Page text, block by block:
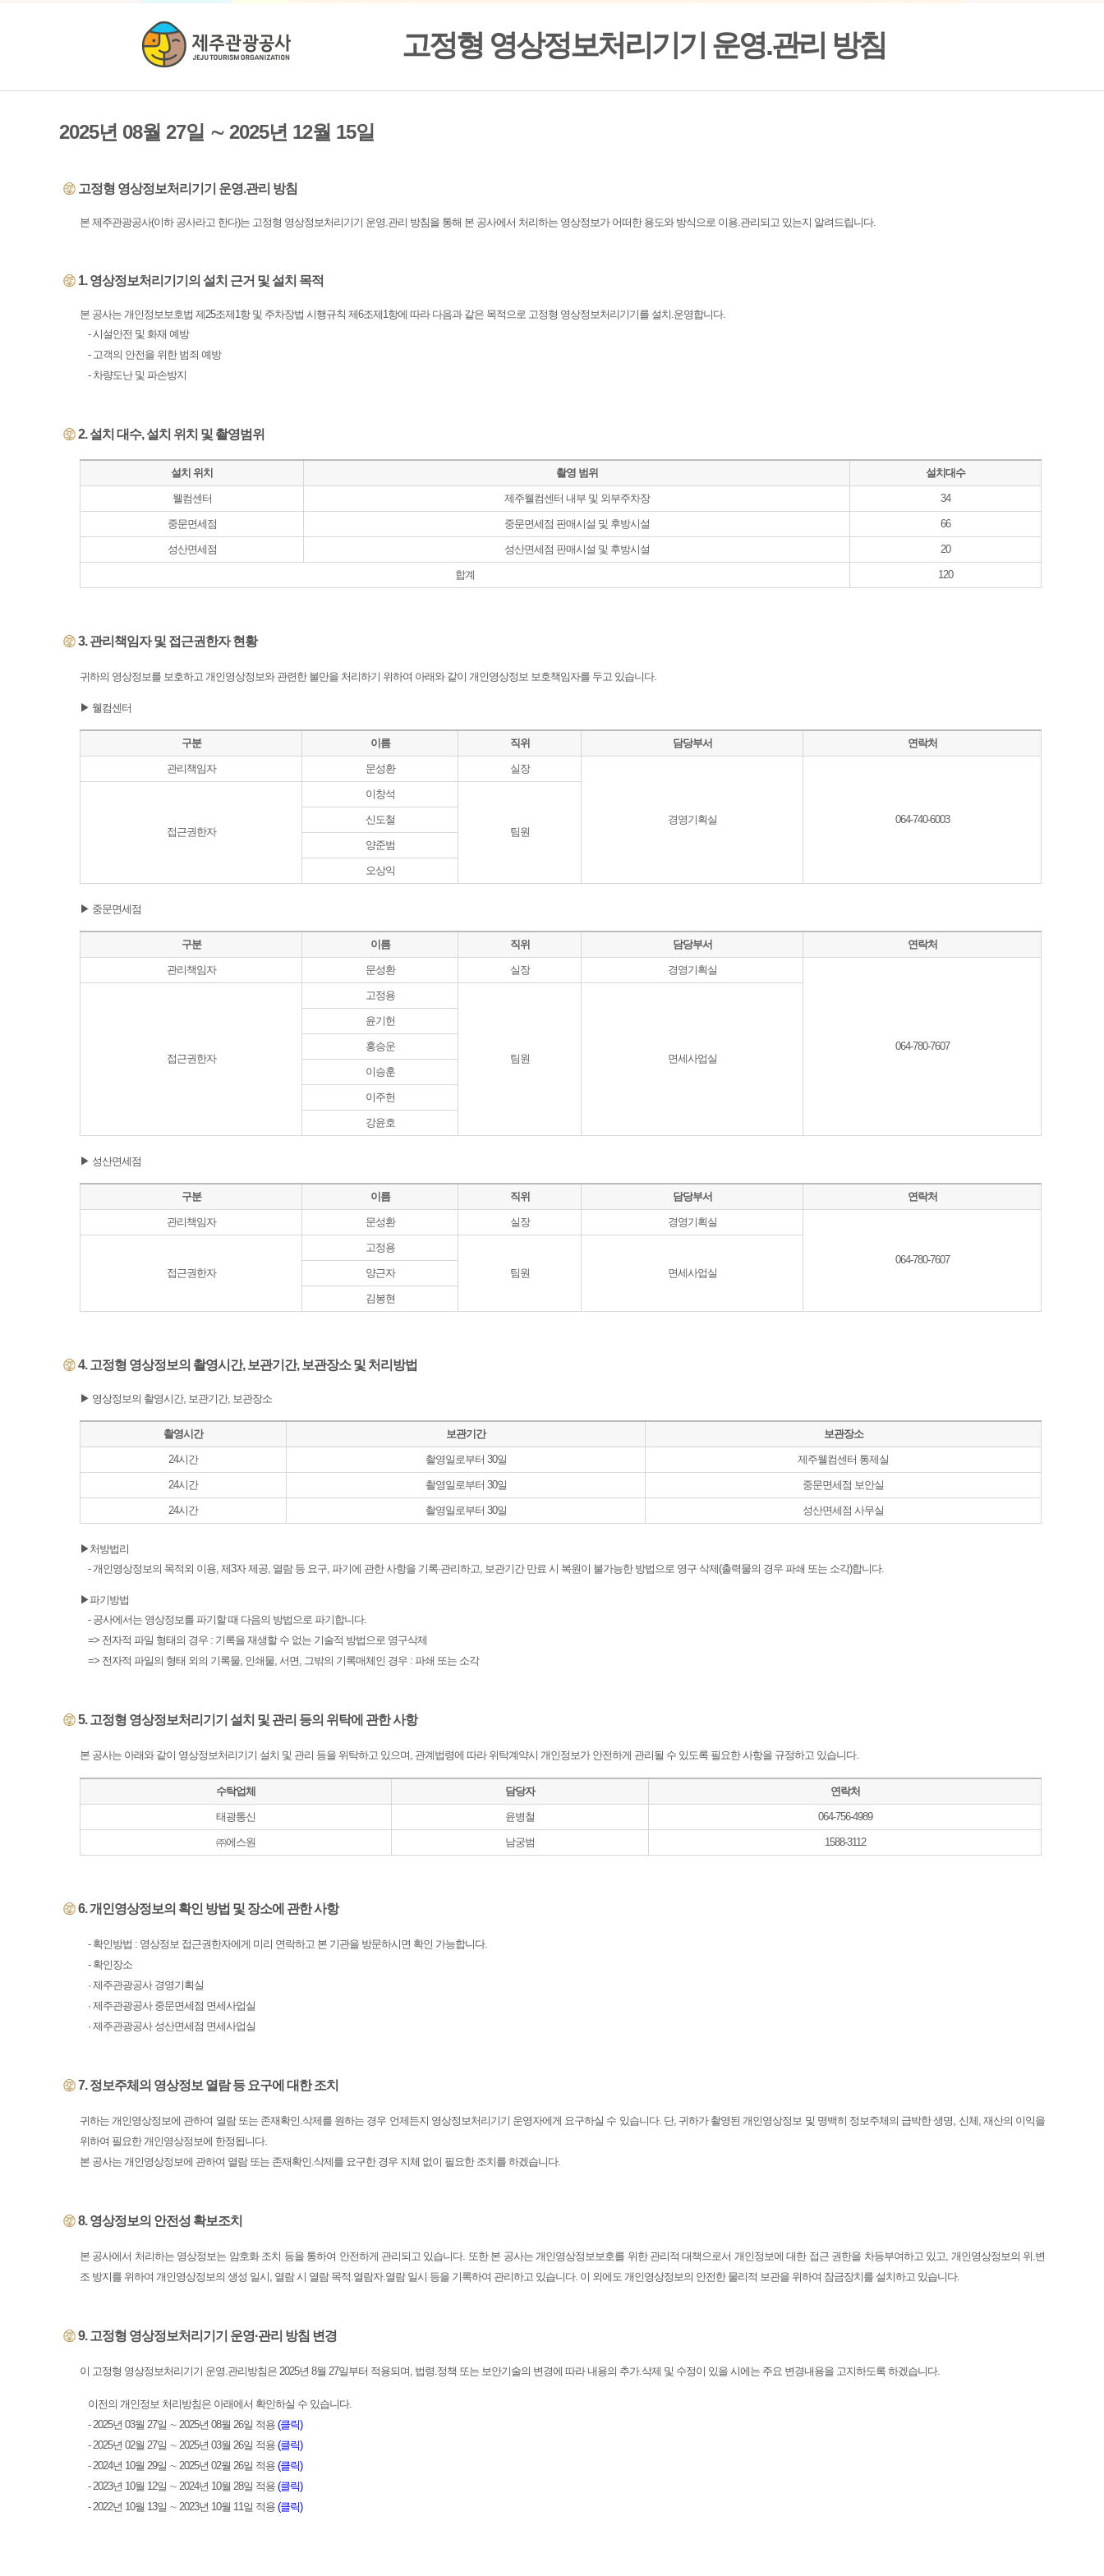
고정형 영상정보처리기기 운영.관리 방침
2025년 08월 27일 ∼ 2025년 12월 15일
고정형 영상정보처리기기 운영.관리 방침
본 제주관광공사(이하 공사라고 한다)는 고정형 영상정보처리기기 운영.관리 방침을 통해 본 공사에서 처리하는 영상정보가 어떠한 용도와 방식으로 이용.관리되고 있는지 알려드립니다.
1. 영상정보처리기기의 설치 근거 및 설치 목적
본 공사는 개인정보보호법 제25조제1항 및 주차장법 시행규칙 제6조제1항에 따라 다음과 같은 목적으로 고정형 영상정보처리기기를 설치.운영합니다.
- 시설안전 및 화재 예방
- 고객의 안전을 위한 범죄 예방
- 차량도난 및 파손방지
2. 설치 대수, 설치 위치 및 촬영범위
설치 위치 촬영 범위 설치대수
웰컴센터 제주웰컴센터 내부 및 외부주차장 34
중문면세점 중문면세점 판매시설 및 후방시설 66
성산면세점 성산면세점 판매시설 및 후방시설 20
합계 120
3. 관리책임자 및 접근권한자 현황
귀하의 영상정보를 보호하고 개인영상정보와 관련한 불만을 처리하기 위하여 아래와 같이 개인영상정보 보호책임자를 두고 있습니다.
▶ 웰컴센터
구분 이름 직위 담당부서 연락처
관리책임자 문성환 실장
경영기획실
064-740-6003
접근권한자
이창석
팀원
신도철
양준범
오상익
▶ 중문면세점
구분 이름 직위 담당부서 연락처
관리책임자 문성환 실장 경영기획실
064-780-7607
접근권한자
고정용
팀원 면세사업실
윤기헌
홍승운
이승훈
이주헌
강윤호
▶ 성산면세점
구분 이름 직위 담당부서 연락처
관리책임자 문성환 실장 경영기획실
064-780-7607
접근권한자
고정용
팀원 면세사업실
양근자
김봉현
4. 고정형 영상정보의 촬영시간, 보관기간, 보관장소 및 처리방법
▶ 영상정보의 촬영시간, 보관기간, 보관장소
촬영시간 보관기간 보관장소
24시간 촬영일로부터 30일 제주웰컴센터 통제실
24시간 촬영일로부터 30일 중문면세점 보안실
24시간 촬영일로부터 30일 성산면세점 사무실
▶처방법리
- 개인영상정보의 목적외 이용, 제3자 제공, 열람 등 요구, 파기에 관한 사항을 기록·관리하고, 보관기간 만료 시 복원이 불가능한 방법으로 영구 삭제(출력물의 경우 파쇄 또는 소각)합니다.
▶파기방법
- 공사에서는 영상정보를 파기할 때 다음의 방법으로 파기합니다.
=> 전자적 파일 형태의 경우 : 기록을 재생할 수 없는 기술적 방법으로 영구삭제
=> 전자적 파일의 형태 외의 기록물, 인쇄물, 서면, 그밖의 기록매체인 경우 : 파쇄 또는 소각
5. 고정형 영상정보처리기기 설치 및 관리 등의 위탁에 관한 사항
본 공사는 아래와 같이 영상정보처리기기 설치 및 관리 등을 위탁하고 있으며, 관계법령에 따라 위탁계약시 개인정보가 안전하게 관리될 수 있도록 필요한 사항을 규정하고 있습니다.
수탁업체 담당자 연락처
태광통신 윤병철 064-756-4989
㈜에스원 남궁범 1588-3112
6. 개인영상정보의 확인 방법 및 장소에 관한 사항
- 확인방법 : 영상정보 접근권한자에게 미리 연락하고 본 기관을 방문하시면 확인 가능합니다.
- 확인장소
· 제주관광공사 경영기획실
· 제주관광공사 중문면세점 면세사업실
· 제주관광공사 성산면세점 면세사업실
7. 정보주체의 영상정보 열람 등 요구에 대한 조치
귀하는 개인영상정보에 관하여 열람 또는 존재확인.삭제를 원하는 경우 언제든지 영상정보처리기기 운영자에게 요구하실 수 있습니다. 단, 귀하가 촬영된 개인영상정보 및 명백히 정보주체의 급박한 생명, 신체, 재산의 이익을
위하여 필요한 개인영상정보에 한정됩니다.
본 공사는 개인영상정보에 관하여 열람 또는 존재확인.삭제를 요구한 경우 지체 없이 필요한 조치를 하겠습니다.
8. 영상정보의 안전성 확보조치
본 공사에서 처리하는 영상정보는 암호화 조치 등을 통하여 안전하게 관리되고 있습니다. 또한 본 공사는 개인영상정보보호를 위한 관리적 대책으로서 개인정보에 대한 접근 권한을 차등부여하고 있고, 개인영상정보의 위.변
조 방지를 위하여 개인영상정보의 생성 일시, 열람 시 열람 목적.열람자.열람 일시 등을 기록하여 관리하고 있습니다. 이 외에도 개인영상정보의 안전한 물리적 보관을 위하여 잠금장치를 설치하고 있습니다.
9. 고정형 영상정보처리기기 운영·관리 방침 변경
이 고정형 영상정보처리기기 운영.관리방침은 2025년 8월 27일부터 적용되며, 법령.정책 또는 보안기술의 변경에 따라 내용의 추가.삭제 및 수정이 있을 시에는 주요 변경내용을 고지하도록 하겠습니다.
이전의 개인정보 처리방침은 아래에서 확인하실 수 있습니다.
- 2025년 03월 27일 ∼ 2025년 08월 26일 적용 (클릭)
- 2025년 02월 27일 ∼ 2025년 03월 26일 적용 (클릭)
- 2024년 10월 29일 ∼ 2025년 02월 26일 적용 (클릭)
- 2023년 10월 12일 ∼ 2024년 10월 28일 적용 (클릭)
- 2022년 10월 13일 ∼ 2023년 10월 11일 적용 (클릭)